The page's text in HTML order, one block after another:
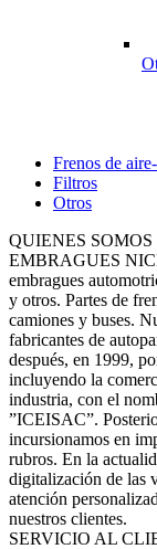
Frenos de
Filtros
Otros
QUIENES SOMOS
EMBRAGUES
embragues
y otros. Partes de
camiones y buses.
fabricantes de
después, en 1999,
incluyendo la
industria, con el
”ICEISAC”.
incursionamos en
rubros. En la
digitalización de las
atención
nuestros clientes.
SERVICIO AL